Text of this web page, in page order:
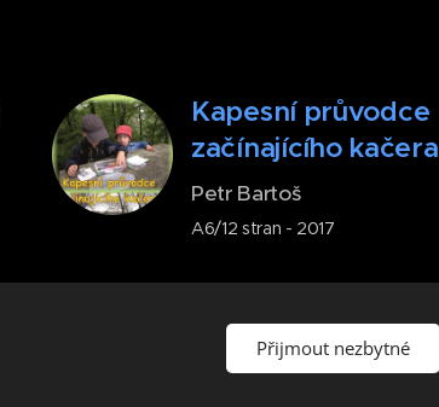
Kapesní průvodce
začínajícího kačera
Petr Bartoš
A6/12 stran - 2017
Přijmout nezbytné